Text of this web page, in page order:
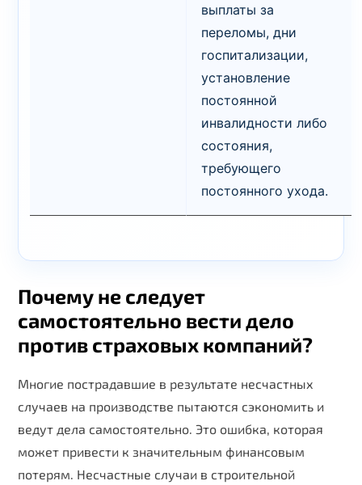
выплаты за
переломы, дни
госпитализации,
установление
постоянной
инвалидности либо
состояния,
требующего
постоянного ухода.
Почему не следует
самостоятельно вести дело
против страховых компаний?
Многие пострадавшие в результате несчастных
случаев на производстве пытаются сэкономить и
ведут дела самостоятельно. Это ошибка, которая
может привести к значительным финансовым
потерям. Несчастные случаи в строительной